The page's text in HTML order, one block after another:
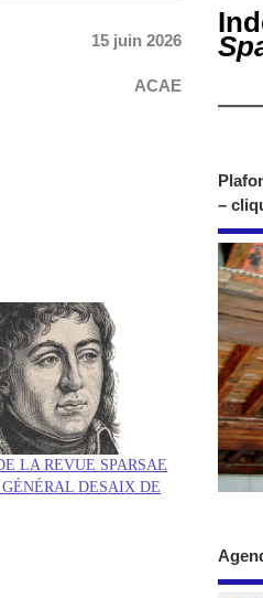
15 juin 2026
ACAE
LA REVUE SPARSAE
DESAIX DE
–